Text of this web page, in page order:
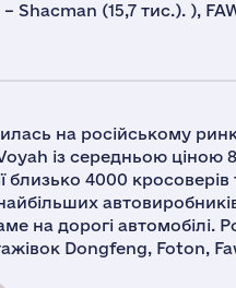
Shacman (15,7 тис.). ),
на російському
із середньою
близько 4000 кросоверів
на дорогі автомобілі.
Dongfeng, Foton,